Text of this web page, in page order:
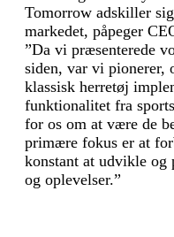
Tomorrow adskiller
markedet, påpeger
”Da vi præsenterede
siden, var vi pionerer,
klassisk herretøj
funktionalitet fra
for os om at være de
primære fokus er at
konstant at udvikle og
og oplevelser.”